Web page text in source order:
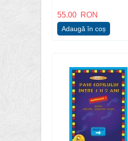
55.00 RON
Adaugă în coș